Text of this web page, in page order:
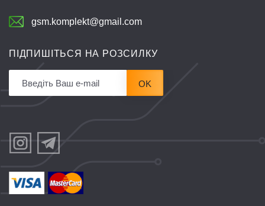
gsm.komplekt@gmail.com
ПІДПИШІТЬСЯ НА РОЗСИЛКУ
OK